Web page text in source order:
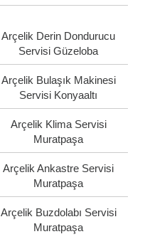
Arçelik Derin Dondurucu
Servisi Güzeloba
Arçelik Bulaşık Makinesi
Servisi Konyaaltı
Arçelik Klima Servisi
Muratpaşa
Arçelik Ankastre Servisi
Muratpaşa
Arçelik Buzdolabı Servisi
Muratpaşa